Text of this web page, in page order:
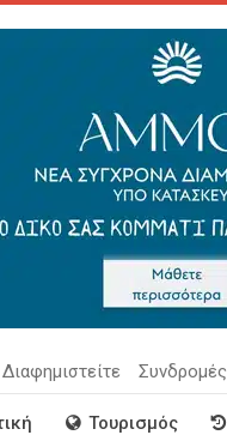
Διαφημιστείτε Συνδρομές
Τουρισμός